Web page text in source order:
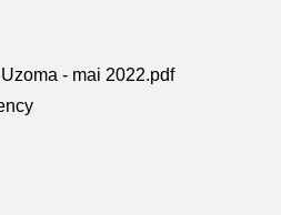
- mai 2022.pdf